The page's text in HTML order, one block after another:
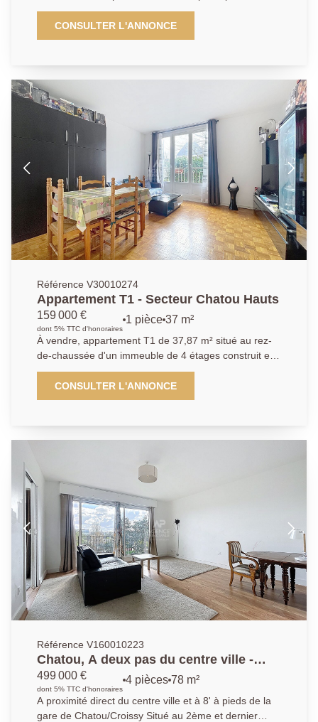
Cloud, T2 et M10) et des commodités, appartement
situé au calme et sans vis-à -vis, fonctionnel avec
rangements se compose d'une entrée, d'un grand
4.28m²et de toilettes séparées. Un cave complète ce
bien. Possibilité d'acquéreur un garage fermé en sus
du prix pour 25000€.
CONSULTER L'ANNONCE
Référence V30010274
Appartement T1 - Secteur Chatou Hauts
159 000 €
dont 5% TTC d'honoraires
1 pièce 37 m²
À vendre, appartement T1 de 37,87 m² situé au rez-
de-chaussée d'un immeuble de 4 étages construit en
1960, dans le secteur prisé de Chatou Hauts, exposé
à l'ouest. Ce bien sécurisé comprend une cuisine
indépendante, un séjour lumineux de 16,45 m², une
tout à l'égout. Une cave est également incluse.
L'immeuble dispose d'un gardien pour plus de
sécurité.
CONSULTER L'ANNONCE
Référence V160010223
Chatou, A deux pas du centre ville -
Appartement 3 chambres
499 000 €
dont 5% TTC d'honoraires
4 pièces 78 m²
A proximité direct du centre ville et à 8' à pieds de la
gare de Chatou/Croissy Situé au 2ème et dernier